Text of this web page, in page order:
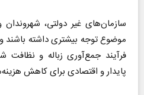
سازمان‌های غیر دولتی،
موضوع توجه بیشتری داشته باشند و
فرآیند جمع‌آوری زباله و نظافت
پایدار و اقتصادی برای کاهش